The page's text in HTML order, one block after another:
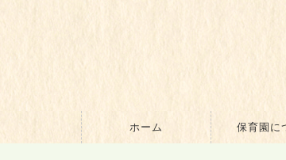
ホーム 保育園に